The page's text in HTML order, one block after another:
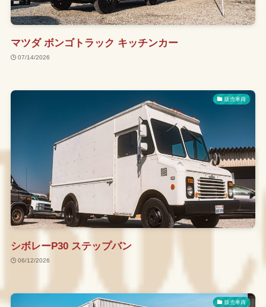
マツダ ボンゴトラック キッチンカー
07/14/2026
販売車両
シボレーP30 ステップバン
06/12/2026
販売車両